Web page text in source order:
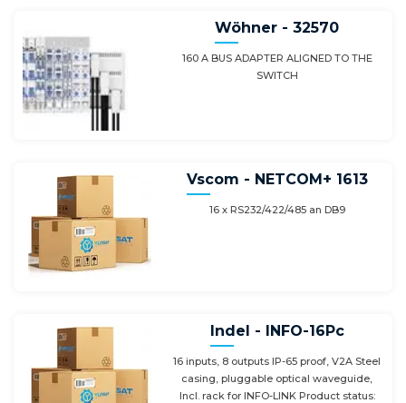
Wöhner - 32570
160 A BUS ADAPTER ALIGNED TO THE
SWITCH
Vscom - NETCOM+ 1613
16 x RS232/422/485 an DB9
Indel - INFO-16Pc
16 inputs, 8 outputs IP-65 proof, V2A Steel
casing, pluggable optical waveguide,
Incl. rack for INFO-LINK Product status: